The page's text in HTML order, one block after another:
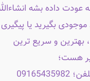
عودت داده بشه
موجودی بگیرید یا پیگیری
بهترین و سریع ترین
هست؛